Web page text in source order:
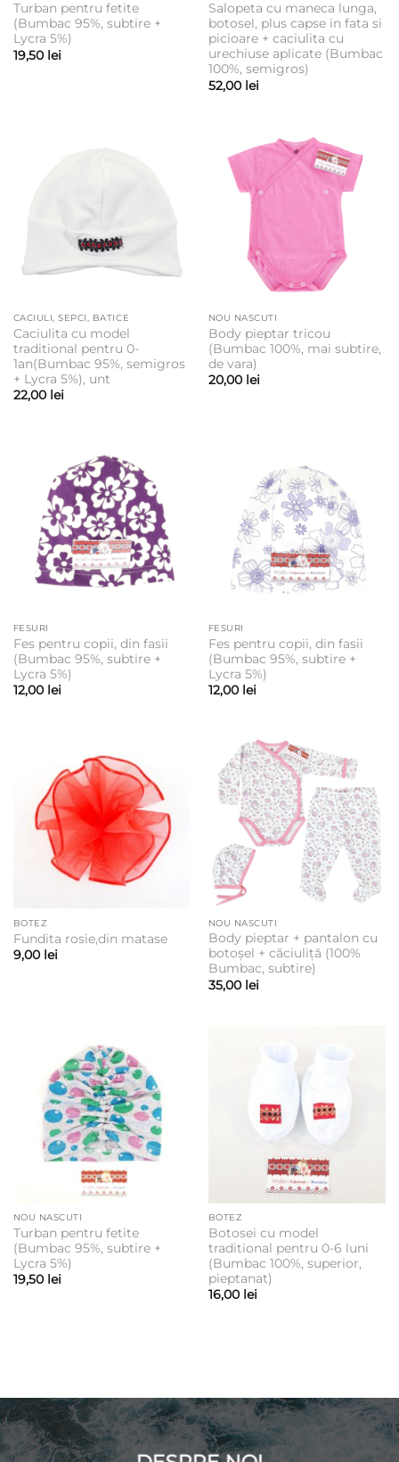
Turban pentru fetite
(Bumbac 95%, subtire +
Lycra 5%)
19,50 lei
Salopeta cu maneca lunga,
botosel, plus capse in fata si
picioare + caciulita cu
urechiuse aplicate (Bumbac
100%, semigros)
52,00 lei
CACIULI, SEPCI, BATICE
Caciulita cu model
traditional pentru 0-
1an(Bumbac 95%, semigros
+ Lycra 5%), unt
22,00 lei
NOU NASCUTI
Body pieptar tricou
(Bumbac 100%, mai subtire,
de vara)
20,00 lei
FESURI
Fes pentru copii, din fasii
(Bumbac 95%, subtire +
Lycra 5%)
12,00 lei
FESURI
Fes pentru copii, din fasii
(Bumbac 95%, subtire +
Lycra 5%)
12,00 lei
BOTEZ
Fundita rosie,din matase
9,00 lei
NOU NASCUTI
Body pieptar + pantalon cu
botoșel + căciuliță (100%
Bumbac, subtire)
35,00 lei
NOU NASCUTI
Turban pentru fetite
(Bumbac 95%, subtire +
Lycra 5%)
19,50 lei
BOTEZ
Botosei cu model
traditional pentru 0-6 luni
(Bumbac 100%, superior,
pieptanat)
16,00 lei